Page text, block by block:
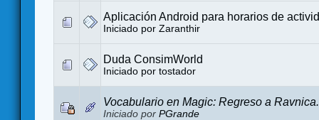
Aplicación Android para horarios de
Iniciado por Zaranthir
Duda ConsimWorld
Iniciado por tostador
Vocabulario en Magic: Regreso a Ravnica.
Iniciado por PGrande